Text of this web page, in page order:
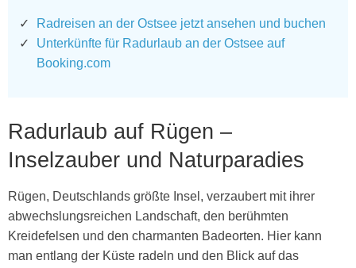
Radreisen an der Ostsee jetzt ansehen und buchen
Unterkünfte für Radurlaub an der Ostsee auf
Booking.com
Radurlaub auf Rügen –
Inselzauber und Naturparadies
Rügen, Deutschlands größte Insel, verzaubert mit ihrer
abwechslungsreichen Landschaft, den berühmten
Kreidefelsen und den charmanten Badeorten. Hier kann
man entlang der Küste radeln und den Blick auf das